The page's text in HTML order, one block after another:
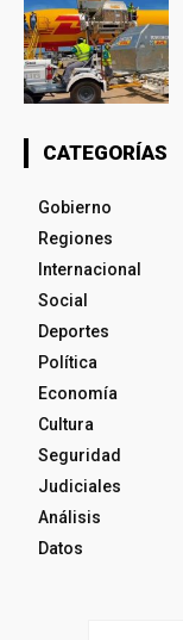
CATEGORÍAS
Gobierno
Regiones
Internacional
Social
Deportes
Política
Economía
Cultura
Seguridad
Judiciales
Análisis
Datos